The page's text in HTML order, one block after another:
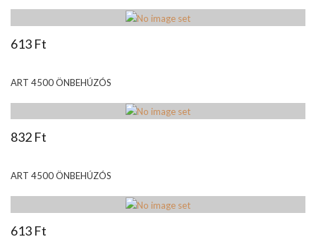
613 Ft
ART 4500 ÖNBEHÚZÓS
832 Ft
ART 4500 ÖNBEHÚZÓS
613 Ft